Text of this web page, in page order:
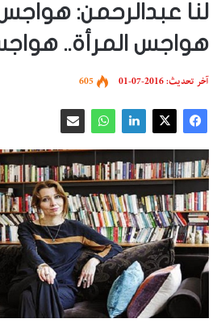
لنا عبدالرحمن: هواجس
هواجس المرأة..
آخر تحديث: 2016-07-01 605